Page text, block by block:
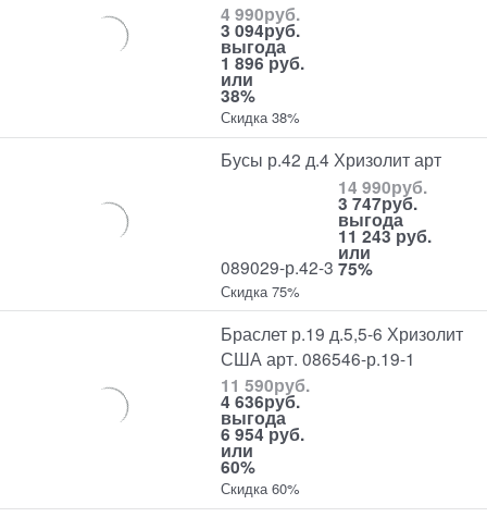
4 990руб.
3 094руб.
выгода
1 896 руб.
или
38%
Скидка 38%
Бусы р.42 д.4 Хризолит арт
089029-р.42-3
14 990руб.
3 747руб.
выгода
11 243 руб.
или
75%
Скидка 75%
Браслет р.19 д.5,5-6 Хризолит
США арт. 086546-р.19-1
11 590руб.
4 636руб.
выгода
6 954 руб.
или
60%
Скидка 60%